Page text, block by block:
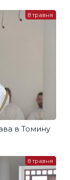
в Томину
8 травня
8 травня